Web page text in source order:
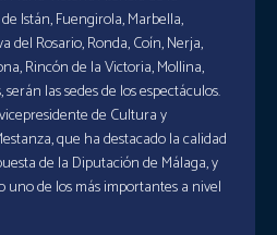
Istán, Fuengirola, Marbella,
del Rosario, Ronda, Coín, Nerja,
Rincón de la Victoria, Mollina,
las sedes de los espectáculos.
de Cultura y
que ha destacado la calidad
de la Diputación de Málaga, y
uno de los más importantes a nivel